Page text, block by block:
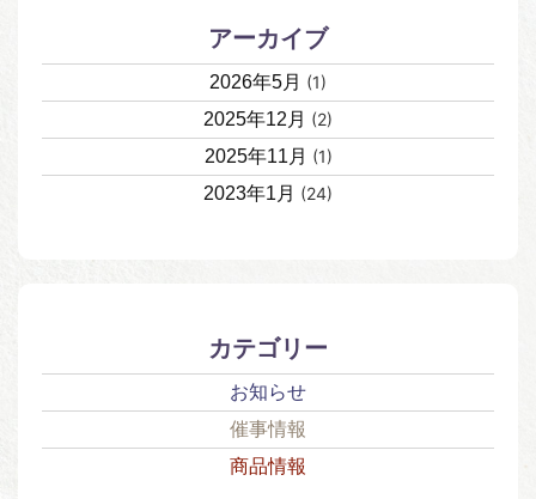
アーカイブ
2026年5月 (1)
2025年12月 (2)
2025年11月 (1)
2023年1月 (24)
カテゴリー
お知らせ
催事情報
商品情報